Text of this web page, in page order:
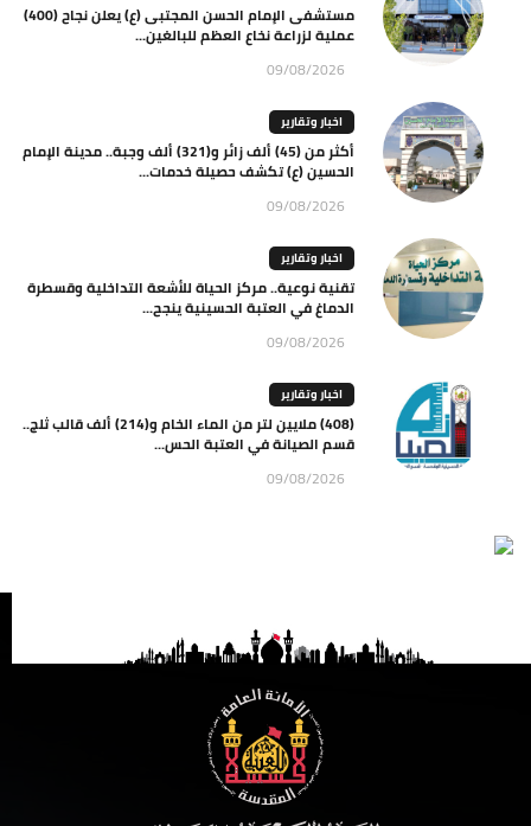
مستشفى الإمام الحسن المجتبى (ع) يعلن نجاح (400)
عملية لزراعة نخاع العظم للبالغين...
09/08/2026
اخبار وتقارير
أكثر من (45) ألف زائر و(321) ألف وجبة.. مدينة الإمام
الحسين (ع) تكشف حصيلة خدمات...
09/08/2026
اخبار وتقارير
تقنية نوعية.. مركز الحياة للأشعة التداخلية وقسطرة
الدماغ في العتبة الحسينية ينجح...
09/08/2026
اخبار وتقارير
(408) ملايين لتر من الماء الخام و(214) ألف قالب ثلج..
قسم الصيانة في العتبة الحس...
09/08/2026